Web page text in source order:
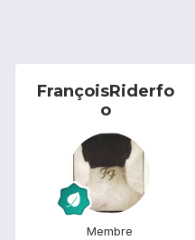
FrançoisRiderfo
o
Membre